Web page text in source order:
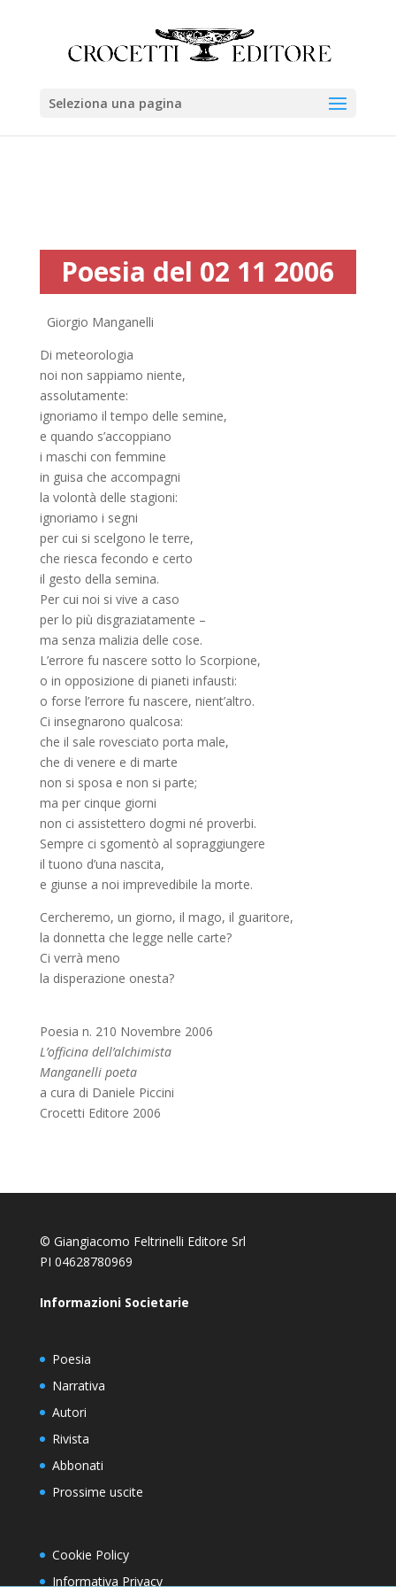
Seleziona una pagina
Poesia del 02 11 2006
Giorgio Manganelli
Di meteorologia
noi non sappiamo niente,
assolutamente:
ignoriamo il tempo delle semine,
e quando s’accoppiano
i maschi con femmine
in guisa che accompagni
la volontà delle stagioni:
ignoriamo i segni
per cui si scelgono le terre,
che riesca fecondo e certo
il gesto della semina.
Per cui noi si vive a caso
per lo più disgraziatamente –
ma senza malizia delle cose.
L’errore fu nascere sotto lo Scorpione,
o in opposizione di pianeti infausti:
o forse l’errore fu nascere, nient’altro.
Ci insegnarono qualcosa:
che il sale rovesciato porta male,
che di venere e di marte
non si sposa e non si parte;
ma per cinque giorni
non ci assistettero dogmi né proverbi.
Sempre ci sgomentò al sopraggiungere
il tuono d’una nascita,
e giunse a noi imprevedibile la morte.
Cercheremo, un giorno, il mago, il guaritore,
la donnetta che legge nelle carte?
Ci verrà meno
la disperazione onesta?
Poesia n. 210 Novembre 2006
L’officina dell’alchimista
Manganelli poeta
a cura di Daniele Piccini
Crocetti Editore 2006
© Giangiacomo Feltrinelli Editore Srl
PI 04628780969
Informazioni Societarie
Poesia
Narrativa
Autori
Rivista
Abbonati
Prossime uscite
Cookie Policy
Informativa Privacy